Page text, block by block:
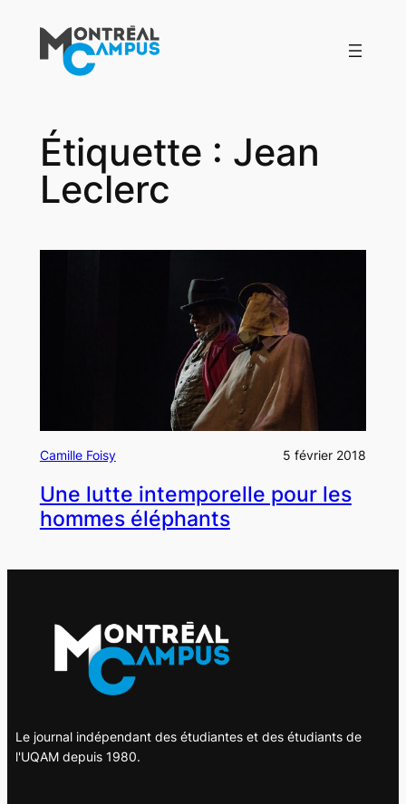
contenu
Étiquette : Jean
Leclerc
Camille Foisy 5 février 2018
Une lutte intemporelle pour les
hommes éléphants
Le journal indépendant des étudiantes et des étudiants de
l'UQAM depuis 1980.